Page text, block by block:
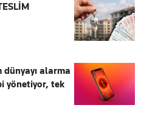
dünyayı alarma
yönetiyor, tek